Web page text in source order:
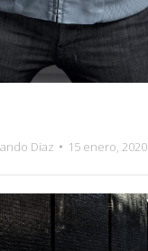
Diaz 15 enero, 2020